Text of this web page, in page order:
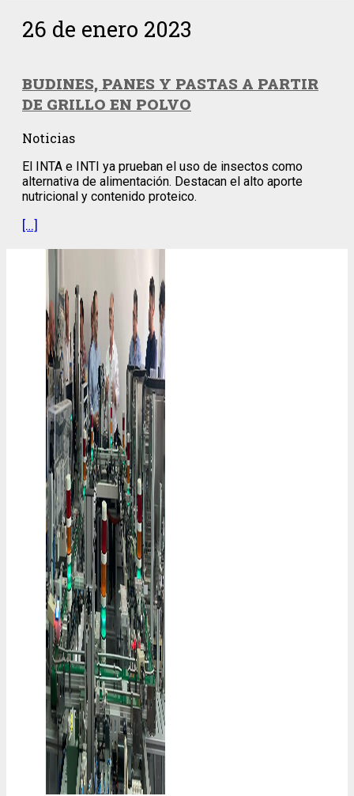
26 de enero 2023
BUDINES, PANES Y PASTAS A PARTIR
DE GRILLO EN POLVO
Noticias
El INTA e INTI ya prueban el uso de insectos como
alternativa de alimentación. Destacan el alto aporte
nutricional y contenido proteico.
[…]